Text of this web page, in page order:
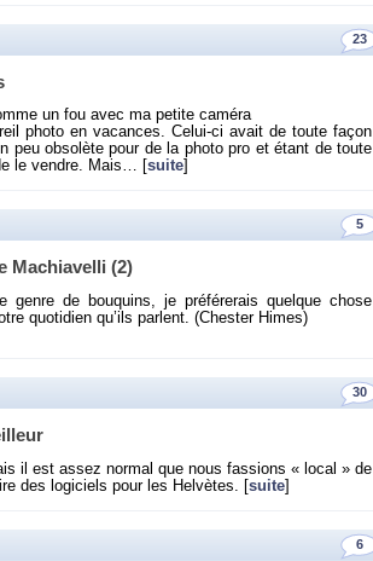
23
un fou avec ma pe­tite ca­méra
photo en va­cances. Ce­lui-ci avait de toute façon
peu ob­so­lète pour de la photo pro et étant de toute
le vendre. Mais… [ suite
5
Ma­chia­velli (2)
genre de bou­quins, je pré­fé­re­rais quelque chose
quo­ti­dien qu’ils parlent. (Ches­ter Himes)
30
il est assez nor­mal que nous fas­sions « local » de
des lo­gi­ciels pour les Hel­vètes. [ suite
6